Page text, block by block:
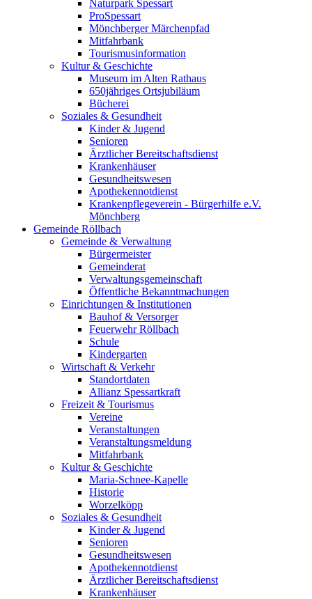
Naturpark Spessart
ProSpessart
Mönchberger Märchenpfad
Mitfahrbank
Tourismusinformation
Kultur & Geschichte
Museum im Alten Rathaus
650jähriges Ortsjubiläum
Bücherei
Soziales & Gesundheit
Kinder & Jugend
Senioren
Ärztlicher Bereitschaftsdienst
Krankenhäuser
Gesundheitswesen
Apothekennotdienst
Krankenpflegeverein - Bürgerhilfe e.V.
Mönchberg
Gemeinde Röllbach
Gemeinde & Verwaltung
Bürgermeister
Gemeinderat
Verwaltungsgemeinschaft
Öffentliche Bekanntmachungen
Einrichtungen & Institutionen
Bauhof & Versorger
Feuerwehr Röllbach
Schule
Kindergarten
Wirtschaft & Verkehr
Standortdaten
Allianz Spessartkraft
Freizeit & Tourismus
Vereine
Veranstaltungen
Veranstaltungsmeldung
Mitfahrbank
Kultur & Geschichte
Maria-Schnee-Kapelle
Historie
Worzelköpp
Soziales & Gesundheit
Kinder & Jugend
Senioren
Gesundheitswesen
Apothekennotdienst
Ärztlicher Bereitschaftsdienst
Krankenhäuser